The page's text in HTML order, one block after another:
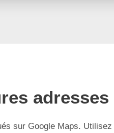
adresses
sur Google Maps.